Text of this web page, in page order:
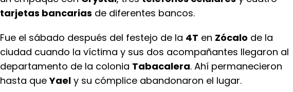
tarjetas bancarias de diferentes bancos.
Fue el sábado después del festejo de la 4T en Zócalo de la
ciudad cuando la víctima y sus dos acompañantes llegaron al
departamento de la colonia Tabacalera. Ahí permanecieron
hasta queYael y su cómplice abandonaron el lugar.